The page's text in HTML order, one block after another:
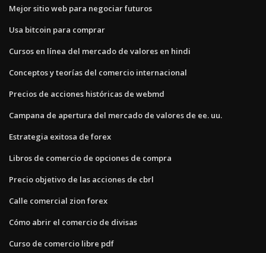
Mejor sitio web para negociar futuros
Usa bitcoin para comprar
Cursos en línea del mercado de valores en hindi
Conceptos y teorías del comercio internacional
Precios de acciones históricas de webmd
Campana de apertura del mercado de valores de ee. uu.
Estrategia exitosa de forex
Libros de comercio de opciones de compra
Precio objetivo de las acciones de cbrl
Calle comercial zion forex
Cómo abrir el comercio de divisas
Curso de comercio libre pdf